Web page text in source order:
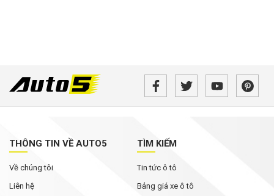
THÔNG TIN VỀ AUTO5
Về chúng tôi
Liên hệ
TÌM KIẾM
Tin tức ô tô
Bảng giá xe ô tô